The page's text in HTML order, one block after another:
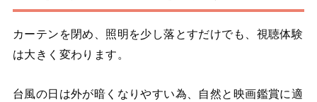
カーテンを閉め、照明を少し落とすだけでも、視聴体験
は大きく変わります。
台風の日は外が暗くなりやすい為、自然と映画鑑賞に適